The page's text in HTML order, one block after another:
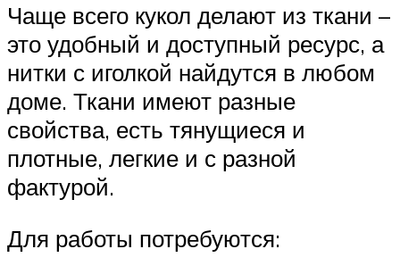
Чаще всего кукол делают из ткани –
это удобный и доступный ресурс, а
нитки с иголкой найдутся в любом
доме. Ткани имеют разные
свойства, есть тянущиеся и
плотные, легкие и с разной
фактурой.
Для работы потребуются: